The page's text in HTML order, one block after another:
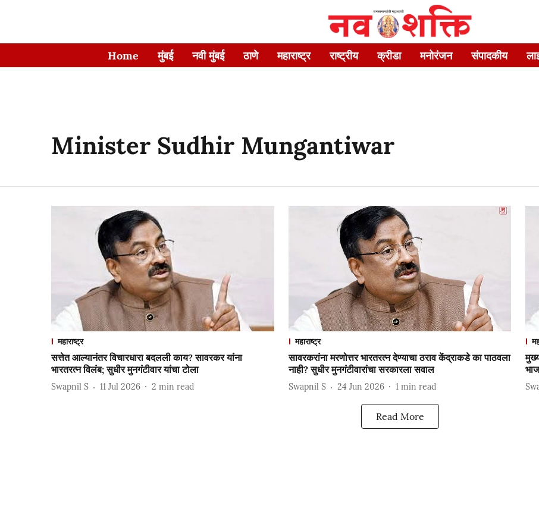
Home मुंबई नवी मुंबई ठाणे महाराष्ट्र राष्ट्रीय क्रीडा मनोरंजन संपादकीय
Minister Sudhir Mungantiwar
महाराष्ट्र
सत्तेत आल्यानंतर विचारधारा बदलली काय? सावरकर यांना
भारतरत्न विलंब; सुधीर मुनगंटीवार यांचा टोला
Swapnil S 11 Jul 2026 2 min read
महाराष्ट्र
सावरकरांना मरणोत्तर भारतरत्न देण्याचा ठराव केंद्राकडे का पाठवला
नाही? सुधीर मुनगंटीवारांचा सरकारला सवाल
Swapnil S 24 Jun 2026 1 min read
Read More